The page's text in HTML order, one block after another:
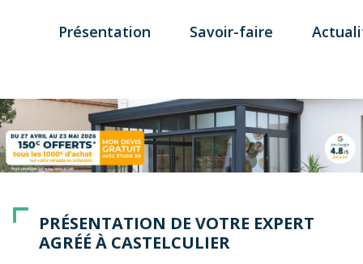
Présentation Savoir-faire
PRÉSENTATION DE VOTRE EXPERT
AGRÉÉ À CASTELCULIER